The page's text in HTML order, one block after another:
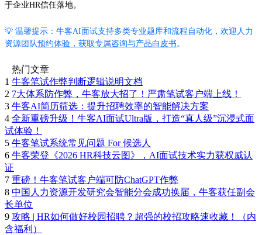
于企业HR信任落地。
💡 温馨提示：牛客AI面试支持多类专业题库和流程自动化，欢迎人力
资源团队预约体验，获取专属咨询与产品白皮书。
热门文章
1 牛客笔试作弊判断逻辑说明文档
2 7大体系防作弊，牛客放大招了！严肃笔试客户端上线！
3 牛客AI简历筛选：提升招聘效率的智能解决方案
4 全新重磅升级！牛客AI面试Ultra版，打造“真人级”沉浸式面
试体验！
5 牛客笔试系统常见问题 For 候选人
6 牛客荣登《2026 HR科技云图》，AI面试技术实力获权威认
证
7 重磅！牛客笔试客户端可防ChatGPT作弊
8 中国人力资源开发研究会智能分会成功换届，牛客获任副会
长单位
9 攻略 | HR如何做好校园招聘？超强的校招攻略速收藏！（内
含福利）